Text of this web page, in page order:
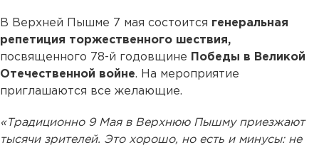
В Верхней Пышме 7 мая состоится генеральная
репетиция торжественного шествия,
посвященного 78-й годовщине Победы в Великой
Отечественной войне. На мероприятие
приглашаются все желающие.
«Традиционно 9 Мая в Верхнюю Пышму приезжают
тысячи зрителей. Это хорошо, но есть и минусы: не